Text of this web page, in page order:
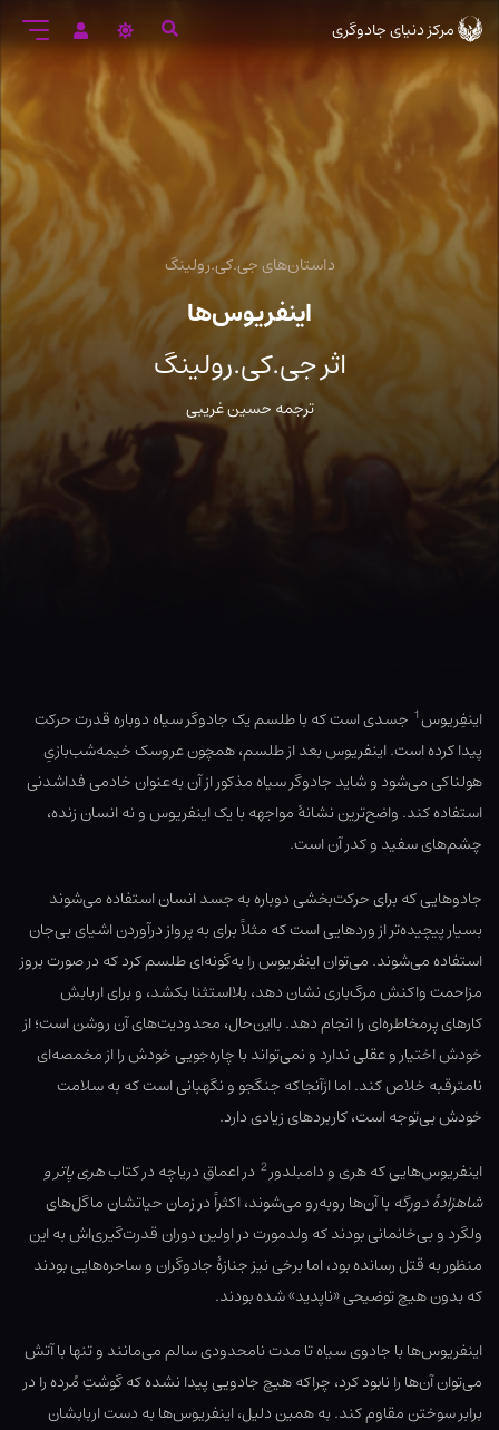
ورود
به
متن
اصلی
مرکز دنیای جادوگری
داستان‌های جی.کی.رولینگ
اینفریوس‌ها
اثر جی.کی.رولینگ
ترجمه حسین غریبی
اینفِریوس1 جسدی است که با طلسم یک جادوگر سیاه دوباره قدرت حرکت
پیدا کرده است. اینفریوس بعد از طلسم، همچون عروسک خیمه‌شب‌بازیِ
هولناکی می‌شود و شاید جادوگر سیاه مذکور از آن به‌عنوان خادمی فداشدنی
استفاده کند. واضح‌ترین نشانهٔ مواجهه با یک اینفریوس و نه انسان زنده،
چشم‌های سفید و کدر آن است.
جادوهایی که برای حرکت‌بخشی دوباره به جسد انسان استفاده می‌شوند
بسیار پیچیده‌تر از وردهایی است که مثلاً برای به پرواز درآوردن اشیای بی‌جان
استفاده می‌شوند. می‌توان اینفریوس را به‌گونه‌ای طلسم کرد که در صورت بروز
مزاحمت واکنش مرگ‌باری نشان دهد، بلااستثنا بکشد، و برای اربابش
کارهای پرمخاطره‌ای را انجام دهد. بااین‌حال، محدودیت‌های آن روشن است؛ از
خودش اختیار و عقلی ندارد و نمی‌تواند با چاره‌جویی خودش را از مخمصه‌ای
نامترقبه خلاص کند. اما ازآنجاکه جنگجو و نگهبانی است که به سلامت
خودش بی‌توجه است، کاربردهای زیادی دارد.
اینفریوس‌هایی که هری و دامبلدور2 در اعماق دریاچه در کتابهری پاتر و
شاهزادهٔ دورگه با آن‌ها روبه‌رو می‌شوند، اکثراً در زمان حیاتشان ماگل‌های
ولگرد و بی‌خانمانی بودند که ولدمورت در اولین دوران قدرت‌گیری‌اش به این
منظور به قتل رسانده بود، اما برخی نیز جنازهٔ جادوگران و ساحره‌هایی بودند
که بدون هیچ توضیحی «ناپدید» شده بودند.
اینفریوس‌ها با جادوی سیاه تا مدت نامحدودی سالم می‌مانند و تنها با آتش
می‌توان آن‌ها را نابود کرد، چراکه هیچ جادویی پیدا نشده که گوشتِ مُرده را در
برابر سوختن مقاوم کند. به همین دلیل، اینفریوس‌ها به دست اربابشان